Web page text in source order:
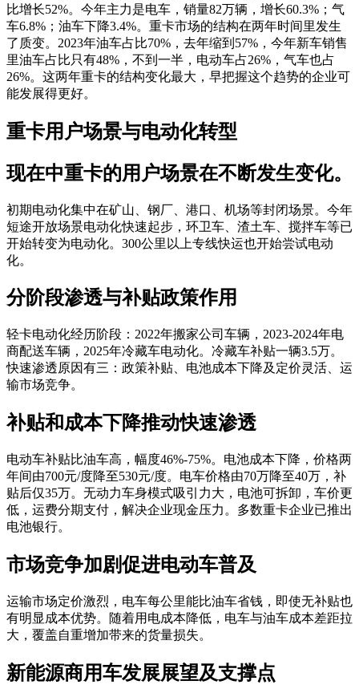
比增长52%。今年主力是电车，销量82万辆，增长60.3%；气
车6.8%；油车下降3.4%。重卡市场的结构在两年时间里发生
了质变。2023年油车占比70%，去年缩到57%，今年新车销售
里油车占比只有48%，不到一半，电动车占26%，气车也占
26%。这两年重卡的结构变化最大，早把握这个趋势的企业可
能发展得更好。
重卡用户场景与电动化转型
现在中重卡的用户场景在不断发生变化。
初期电动化集中在矿山、钢厂、港口、机场等封闭场景。今年
短途开放场景电动化快速起步，环卫车、渣土车、搅拌车等已
开始转变为电动化。300公里以上专线快运也开始尝试电动
化。
分阶段渗透与补贴政策作用
轻卡电动化经历阶段：2022年搬家公司车辆，2023-2024年电
商配送车辆，2025年冷藏车电动化。冷藏车补贴一辆3.5万。
快速渗透原因有三：政策补贴、电池成本下降及定价灵活、运
输市场竞争。
补贴和成本下降推动快速渗透
电动车补贴比油车高，幅度46%-75%。电池成本下降，价格两
年间由700元/度降至530元/度。电车价格由70万降至40万，补
贴后仅35万。无动力车身模式吸引力大，电池可拆卸，车价更
低，运费分期支付，解决企业现金压力。多数重卡企业已推出
电池银行。
市场竞争加剧促进电动车普及
运输市场定价激烈，电车每公里能比油车省钱，即使无补贴也
有明显成本优势。随着用电成本降低，电车与油车成本差距拉
大，覆盖自重增加带来的货量损失。
新能源商用车发展展望及支撑点